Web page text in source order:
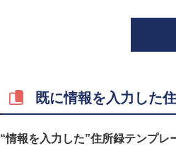
既に情報を入力した
“情報を入力した”住所録テンプレ